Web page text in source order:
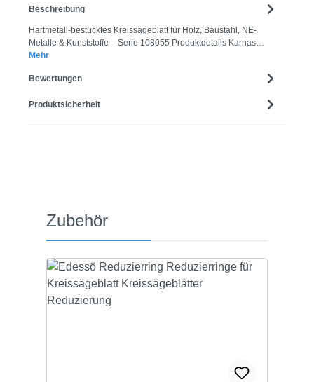
Beschreibung
Hartmetall-bestücktes Kreissägeblatt für Holz, Baustahl, NE-
Metalle & Kunststoffe – Serie 108055 Produktdetails Karnas…
Mehr
Bewertungen
Produktsicherheit
Produktgalerie überspringen
Zubehör